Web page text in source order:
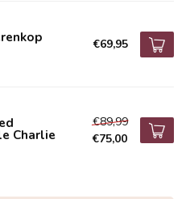
€69,95
Charlie
€89,99
€75,00